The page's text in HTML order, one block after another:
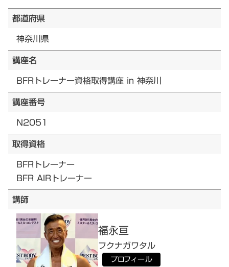
都道府県
神奈川県
講座名
BFRトレーナー資格取得講座 in 神奈川
講座番号
N2051
取得資格
BFRトレーナー
BFR AIRトレーナー
講師
福永亘
フクナガワタル
プロフィール